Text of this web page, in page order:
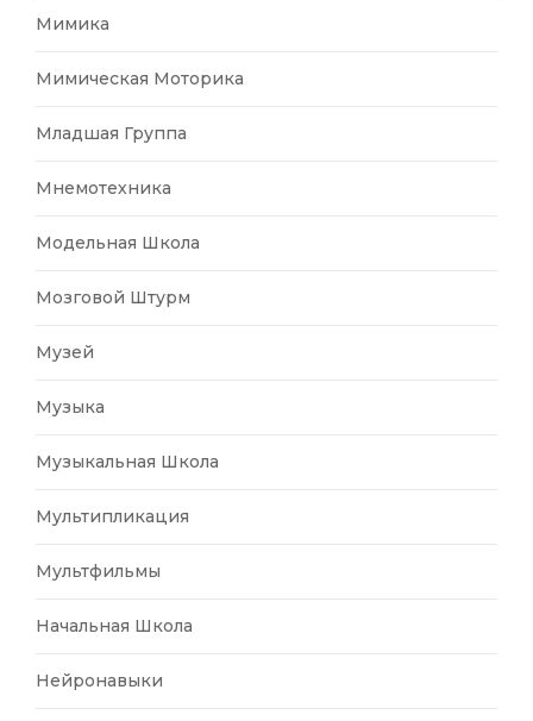
Мимика
Мимическая Моторика
Младшая Группа
Мнемотехника
Модельная Школа
Мозговой Штурм
Музей
Музыка
Музыкальная Школа
Мультипликация
Мультфильмы
Начальная Школа
Нейронавыки